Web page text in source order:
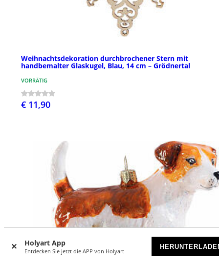
Holyart App
Entdecken Sie jetzt die APP von Holyart
Weihnachtsdekoration durchbrochener Stern mit
handbemalter Glaskugel, Blau, 14 cm – Grödnertal
VORRÄTIG
€ 11,90